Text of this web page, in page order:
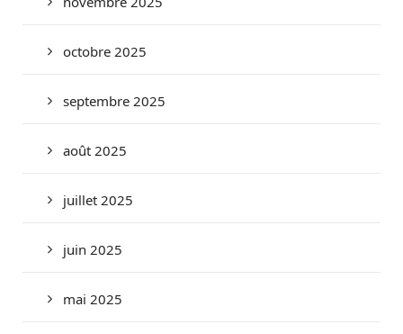
octobre 2025
septembre 2025
août 2025
juillet 2025
juin 2025
mai 2025